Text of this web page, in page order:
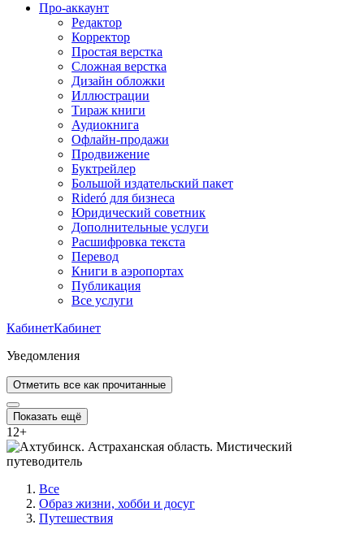
Про-аккаунт
Редактор
Корректор
Простая верстка
Сложная верстка
Дизайн обложки
Иллюстрации
Тираж книги
Аудиокнига
Офлайн-продажи
Продвижение
Буктрейлер
Большой издательский пакет
Rideró для бизнеса
Юридический советник
Дополнительные услуги
Расшифровка текста
Перевод
Книги в аэропортах
Публикация
Все услуги
КабинетКабинет
Уведомления
Отметить все как прочитанные
Показать ещё
12+
Все
Образ жизни, хобби и досуг
Путешествия